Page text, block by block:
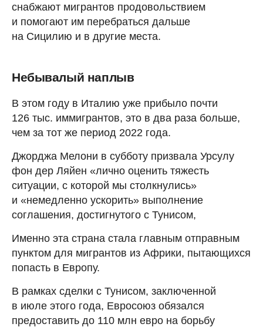
снабжают мигрантов продовольствием
и помогают им перебраться дальше
на Сицилию и в другие места.
Небывалый наплыв
В этом году в Италию уже прибыло почти
126 тыс. иммигрантов, это в два раза больше,
чем за тот же период 2022 года.
Джорджа Мелони в субботу призвала Урсулу
фон дер Ляйен «лично оценить тяжесть
ситуации, с которой мы столкнулись»
и «немедленно ускорить» выполнение
соглашения, достигнутого с Тунисом,
Именно эта страна стала главным отправным
пунктом для мигрантов из Африки, пытающихся
попасть в Европу.
В рамках сделки с Тунисом, заключенной
в июле этого года, Евросоюз обязался
предоставить до 110 млн евро на борьбу